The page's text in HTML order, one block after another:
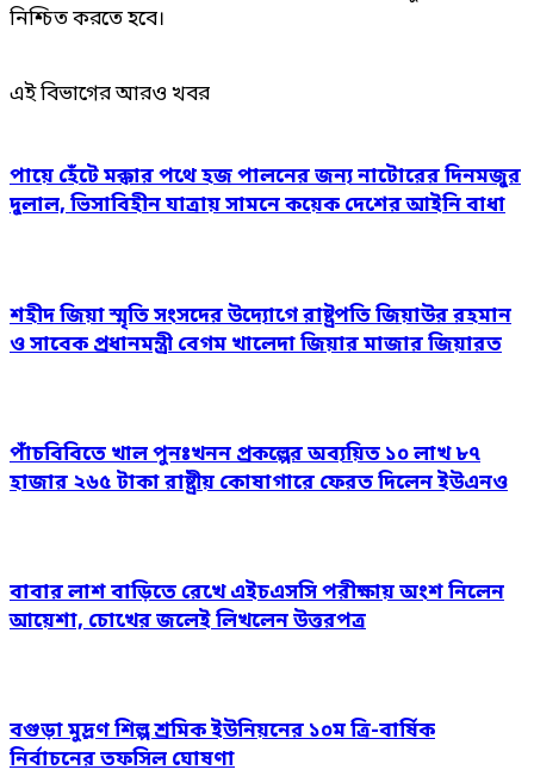
নিশ্চিত করতে হবে।
এই বিভাগের আরও খবর
পায়ে হেঁটে মক্কার পথে হজ পালনের জন্য নাটোরের দিনমজুর
দুলাল, ভিসাবিহীন যাত্রায় সামনে কয়েক দেশের আইনি বাধা
শহীদ জিয়া স্মৃতি সংসদের উদ্যোগে রাষ্ট্রপতি জিয়াউর রহমান
ও সাবেক প্রধানমন্ত্রী বেগম খালেদা জিয়ার মাজার জিয়ারত
পাঁচবিবিতে খাল পুনঃখনন প্রকল্পের অব্যয়িত ১০ লাখ ৮৭
হাজার ২৬৫ টাকা রাষ্ট্রীয় কোষাগারে ফেরত দিলেন ইউএনও
বাবার লাশ বাড়িতে রেখে এইচএসসি পরীক্ষায় অংশ নিলেন
আয়েশা, চোখের জলেই লিখলেন উত্তরপত্র
বগুড়া মুদ্রণ শিল্প শ্রমিক ইউনিয়নের ১০ম ত্রি-বার্ষিক
নির্বাচনের তফসিল ঘোষণা